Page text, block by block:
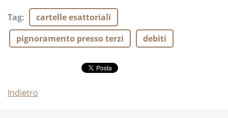
Tag:
cartelle esattoriali
pignoramento presso terzi
debiti
Indietro